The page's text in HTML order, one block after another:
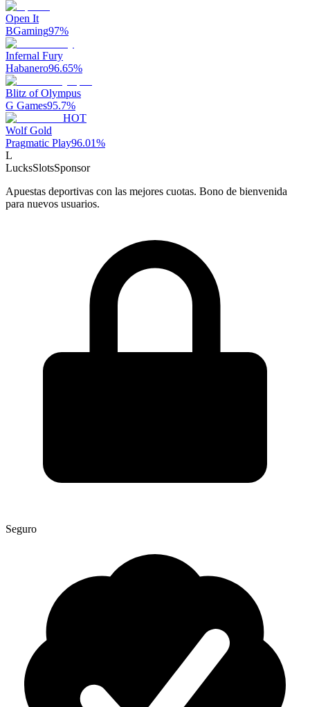
Open It
BGaming97%
Infernal Fury
Habanero96.65%
Blitz of Olympus
G Games95.7%
HOT
Wolf Gold
Pragmatic Play96.01%
L
LucksSlotsSponsor
Apuestas deportivas con las mejores cuotas. Bono de bienvenida
para nuevos usuarios.
Seguro